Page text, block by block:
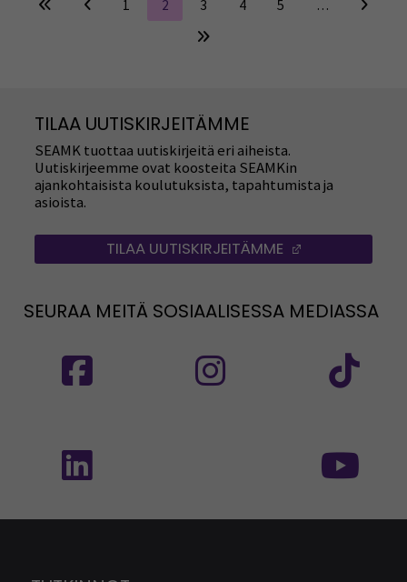
1 2 3 4 5 …
TILAA UUTISKIRJEITÄMME
SEAMK tuottaa uutiskirjeitä eri aiheista.
Uutiskirjeemme ovat koosteita SEAMKin
ajankohtaisista koulutuksista, tapahtumista ja
asioista.
TILAA UUTISKIRJEITÄMME
SEURAA MEITÄ SOSIAALISESSA MEDIASSA